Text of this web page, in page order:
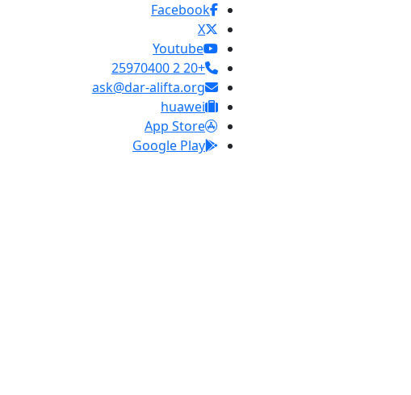
Facebook
X
Youtube
+20 2 25970400
ask@dar-alifta.org
huawei
App Store
Google Play